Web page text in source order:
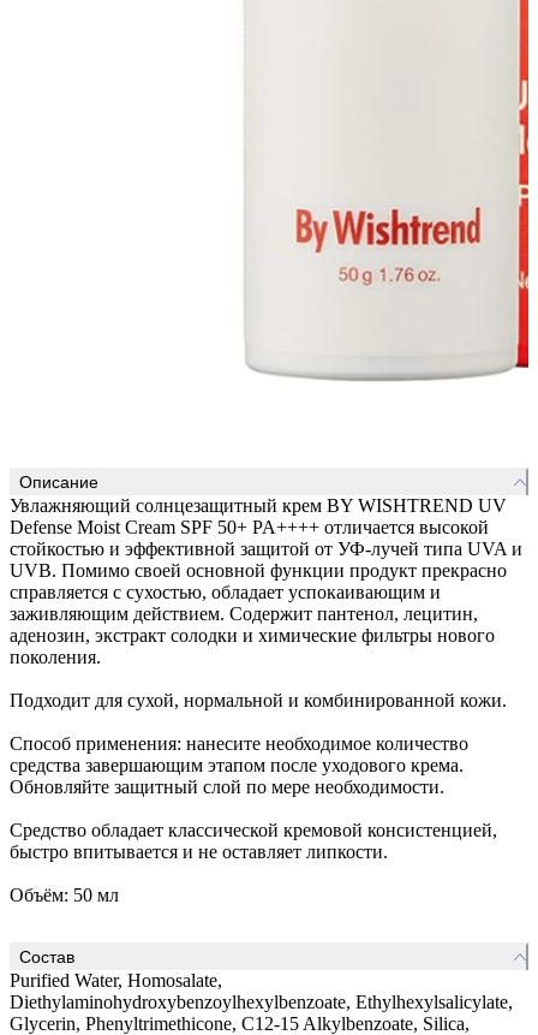
Описание
Увлажняющий солнцезащитный крем BY WISHTREND UV
Defense Moist Cream SPF 50+ PA++++ отличается высокой
стойкостью и эффективной защитой от УФ-лучей типа UVA и
UVB. Помимо своей основной функции продукт прекрасно
справляется с сухостью, обладает успокаивающим и
заживляющим действием. Содержит пантенол, лецитин,
аденозин, экстракт солодки и химические фильтры нового
поколения.
Подходит для сухой, нормальной и комбинированной кожи.
Способ применения: нанесите необходимое количество
средства завершающим этапом после уходового крема.
Обновляйте защитный слой по мере необходимости.
Средство обладает классической кремовой консистенцией,
быстро впитывается и не оставляет липкости.
Объём: 50 мл
Состав
Purified Water, Homosalate,
Diethylaminohydroxybenzoylhexylbenzoate, Ethylhexylsalicylate,
Glycerin, Phenyltrimethicone, C12-15 Alkylbenzoate, Silica,